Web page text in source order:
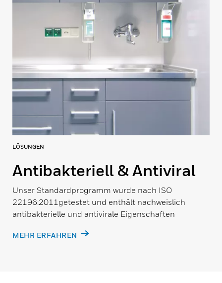
LÖSUNGEN
Antibakteriell & Antiviral
Unser Standardprogramm wurde nach ISO
22196:2011getestet und enthält nachweislich
antibakterielle und antivirale Eigenschaften
MEHR ERFAHREN